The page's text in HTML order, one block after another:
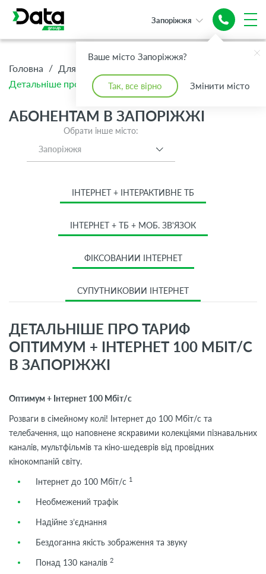
Ваше місто Запоріжжя?
Так, все вірно Змінити місто
Запоріжжя
Головна / Для Дому
Детальніше про тариф Оптимум + Інтернет 100 Мбіт/с
АБОНЕНТАМ В ЗАПОРІЖЖІ
Обрати інше місто:
Запоріжжя
ІНТЕРНЕТ + ІНТЕРАКТИВНЕ ТБ
ІНТЕРНЕТ + ТБ + МОБ. ЗВ'ЯЗОК
ФІКСОВАНИЙ ІНТЕРНЕТ
СУПУТНИКОВИЙ ІНТЕРНЕТ
ДЕТАЛЬНІШЕ ПРО ТАРИФ
ОПТИМУМ + ІНТЕРНЕТ 100 МБІТ/С
В ЗАПОРІЖЖІ
Оптимум + Інтернет 100 Мбіт/с
Розваги в сімейному колі! Інтернет до 100 Мбіт/с та
телебачення, що наповнене яскравими колекціями пізнавальних
каналів, мультфільмів та кіно-шедеврів від провідних
кінокомпаній світу.
Інтернет до 100 Мбіт/с 1
Необмежений трафік
Надійне з’єднання
Бездоганна якість зображення та звуку
Понад 130 каналів 2